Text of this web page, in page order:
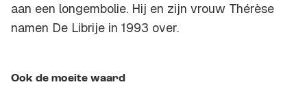
aan een longembolie. Hij en zijn vrouw Thérèse
namen De Librije in 1993 over.
Ook de moeite waard